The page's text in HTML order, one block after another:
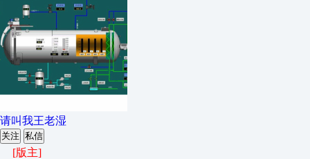
请叫我王老湿
关注 私信
[版主]